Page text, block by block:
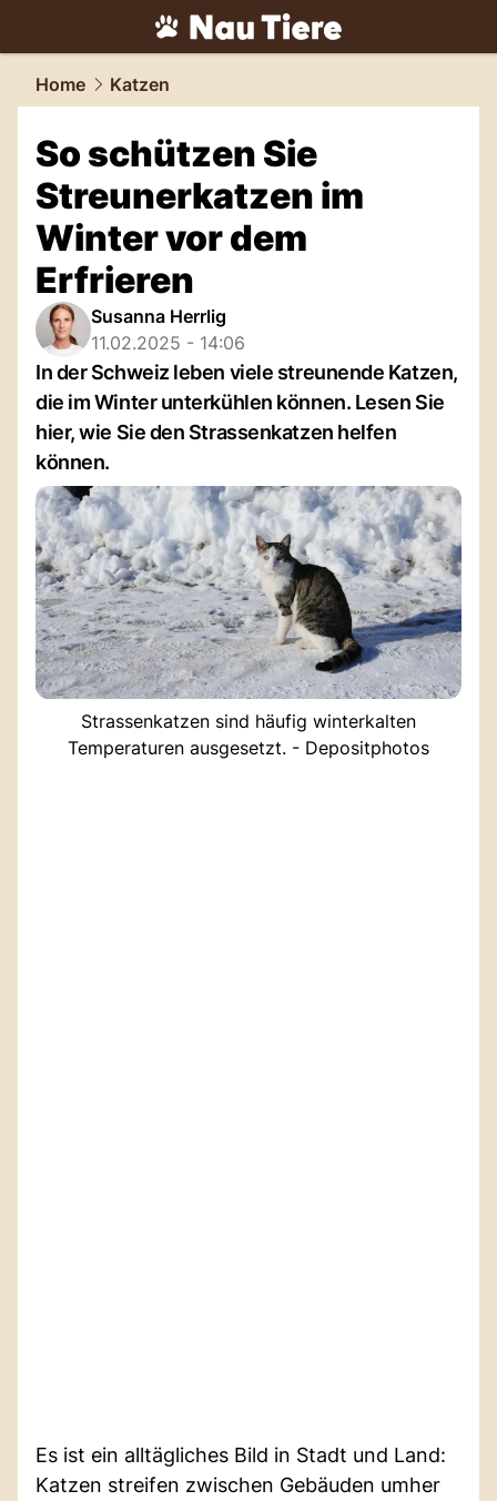
tiere.NAU.ch
Home Katzen
So schützen Sie
Streunerkatzen im
Winter vor dem
Erfrieren
Susanna Herrlig
11.02.2025 - 14:06
In der Schweiz leben viele streunende Katzen,
die im Winter unterkühlen können. Lesen Sie
hier, wie Sie den Strassenkatzen helfen
können.
Strassenkatzen sind häufig winterkalten
Temperaturen ausgesetzt. - Depositphotos
Es ist ein alltägliches Bild in Stadt und Land:
Katzen streifen zwischen Gebäuden umher